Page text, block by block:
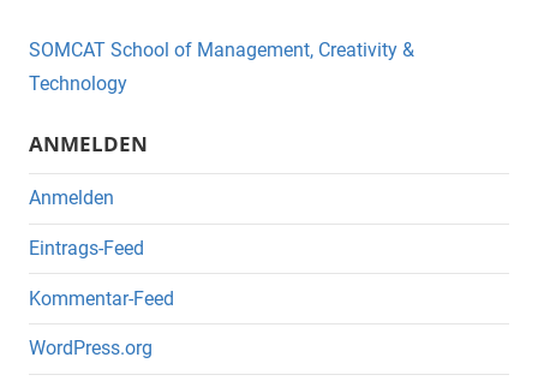
o
o
k
SOMCAT School of Management, Creativity &
Technology
ANMELDEN
Anmelden
Eintrags-Feed
Kommentar-Feed
WordPress.org